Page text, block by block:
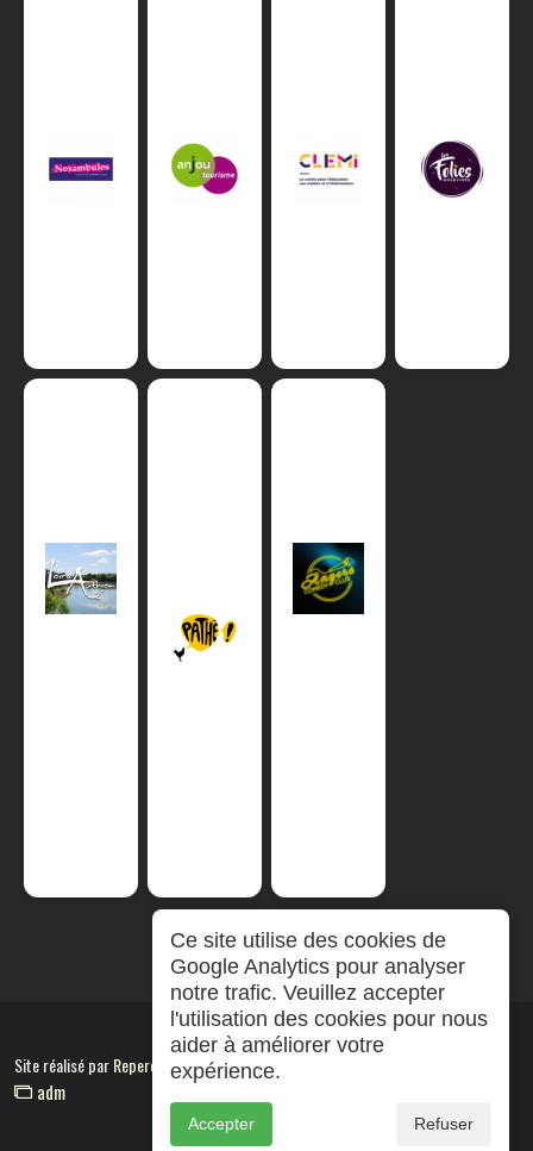
Site réalisé parRepereCom
adm
Ce site utilise des cookies de
Google Analytics pour analyser
notre trafic. Veuillez accepter
l'utilisation des cookies pour nous
aider à améliorer votre
expérience.
Accepter Refuser